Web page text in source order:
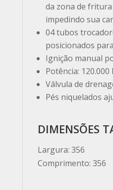
da zona de fritura
impedindo sua
04 tubos
posicionados
Ignição manual
Potência: 120.000
Válvula de
Pés niquelados
DIMENSÕES
Largura: 356
Comprimento: 356